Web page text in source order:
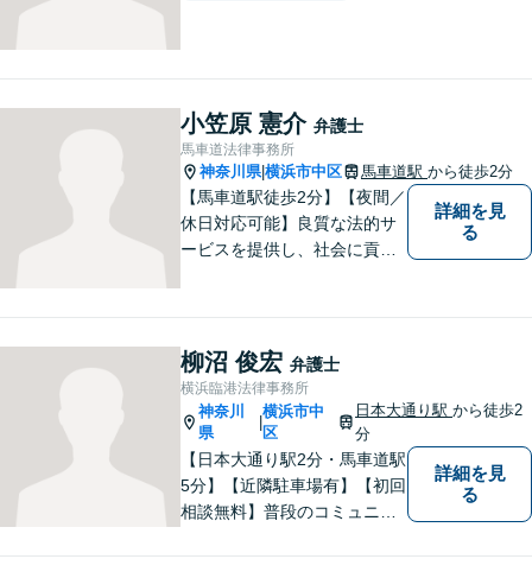
小笠原 憲介 弁護士
馬車道法律事務所
神奈川県|横浜市中区 馬車道駅 から徒歩2分
【馬車道駅徒歩2分】【夜間／
休日対応可能】良質な法的サ
ービスを提供し、社会に貢献
など、幅広く対応可能。【地
域に根ざした弁護士】どうぞ
ご相談ください。
詳細を見
る
柳沼 俊宏 弁護士
横浜臨港法律事務所
神奈川
県
横浜市中
区
日本大通り駅から徒歩2
分
【日本大通り駅2分・馬車道駅
5分】【近隣駐車場有】【初回
相談無料】普段のコミュニケ
き、法的な面だけでなく精神
詳細を見
る